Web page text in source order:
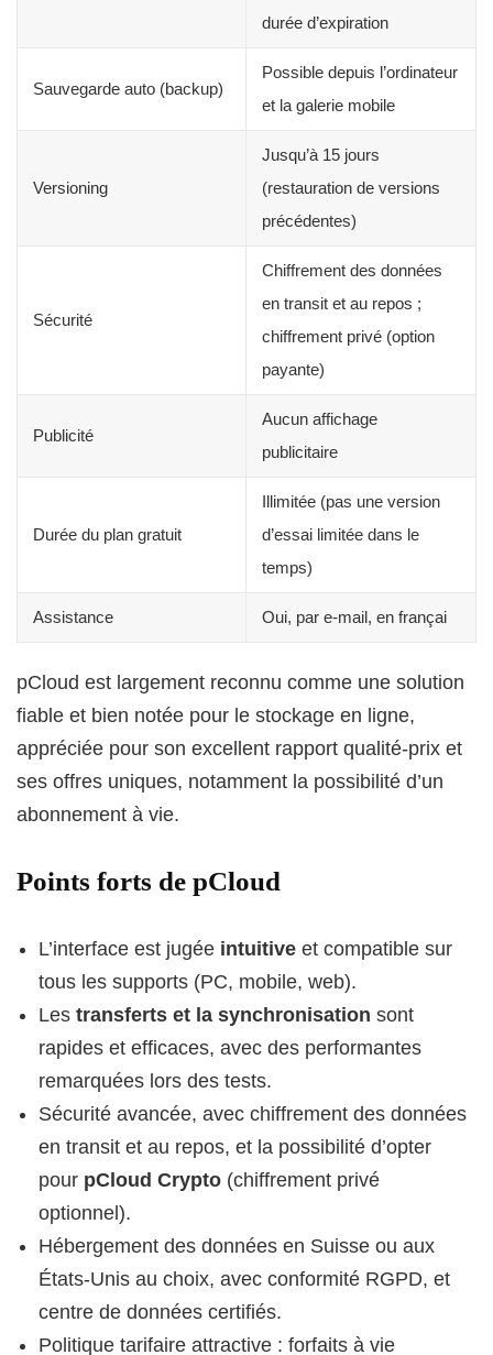
durée d’expiration
Sauvegarde auto (backup)
Possible depuis l’ordinateur
et la galerie mobile
Versioning
Jusqu’à 15 jours
(restauration de versions
précédentes)
Sécurité
Chiffrement des données
en transit et au repos ;
chiffrement privé (option
payante)
Publicité
Aucun affichage
publicitaire
Durée du plan gratuit
Illimitée (pas une version
d’essai limitée dans le
temps)
Assistance Oui, par e-mail, en françai
pCloud est largement reconnu comme une solution
fiable et bien notée pour le stockage en ligne,
appréciée pour son excellent rapport qualité-prix et
ses offres uniques, notamment la possibilité d’un
abonnement à vie.
Points forts de pCloud
L’interface est jugée intuitive et compatible sur
tous les supports (PC, mobile, web).
Les transferts et la synchronisation sont
rapides et efficaces, avec des performantes
remarquées lors des tests.
Sécurité avancée, avec chiffrement des données
en transit et au repos, et la possibilité d’opter
pour pCloud Crypto (chiffrement privé
optionnel).
Hébergement des données en Suisse ou aux
États-Unis au choix, avec conformité RGPD, et
centre de données certifiés.
Politique tarifaire attractive : forfaits à vie